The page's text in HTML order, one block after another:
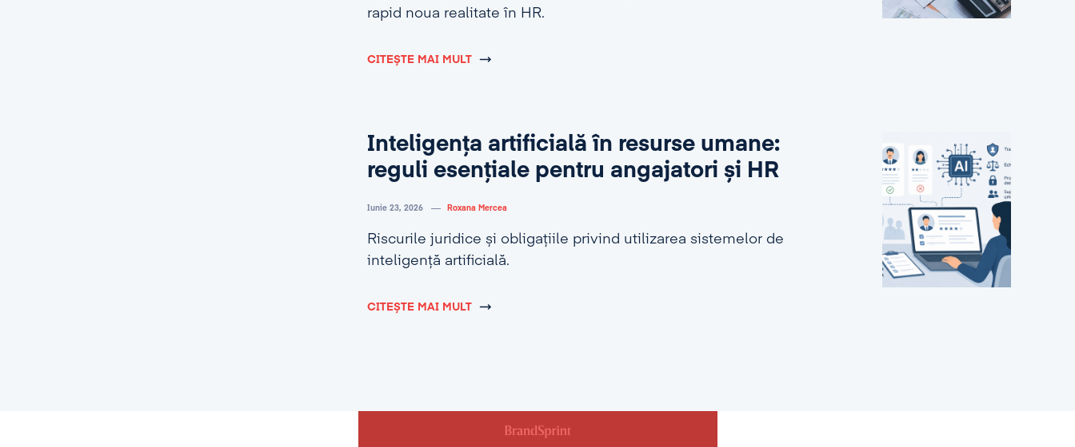
rapid noua realitate în HR.
CITEȘTE MAI MULT
Inteligența artificială în resurse umane:
reguli esențiale pentru angajatori și HR
Iunie 23, 2026 Roxana Mercea
Riscurile juridice și obligațiile privind utilizarea sistemelor de
inteligență artificială.
CITEȘTE MAI MULT